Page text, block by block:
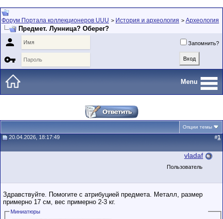
Форум Портала коллекционеров UUU > История и археология > Археология
Предмет. Лунница? Оберег?
 Запомнить?

Menu
Опции темы
20.04.2026, 18:17:49 #1
vladaf
Пользователь
Здравствуйте. Помогите с атрибуцией предмета. Металл, размер
примерно 17 см, вес примерно 2-3 кг.
Миниатюры